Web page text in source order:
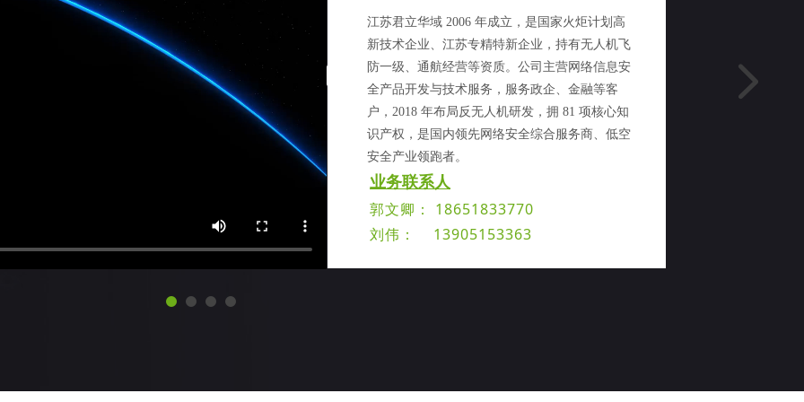
江苏君立华域 2006 年成立，是国家火炬计划高
新技术企业、江苏专精特新企业，持有无人机飞
防一级、通航经营等资质。公司主营网络信息安
全产品开发与技术服务，服务政企、金融等客
户，2018 年布局反无人机研发，拥 81 项核心知
识产权，是国内领先网络安全综合服务商、低空
安全产业领跑者。
郭文卿： 18651833770
刘伟： 13905153363
业务联系人
넲